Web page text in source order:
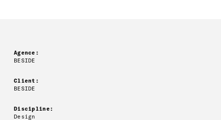
Agence:
BESIDE
Client:
BESIDE
Discipline:
Design